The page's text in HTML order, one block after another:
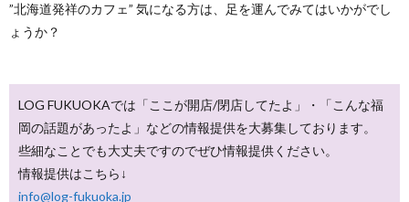
”北海道発祥のカフェ” 気になる方は、足を運んでみてはいかがでし
ょうか？
LOG FUKUOKAでは「ここが開店/閉店してたよ」・「こんな福
岡の話題があったよ」などの情報提供を大募集しております。
些細なことでも大丈夫ですのでぜひ情報提供ください。
情報提供はこちら↓
info@log-fukuoka.jp